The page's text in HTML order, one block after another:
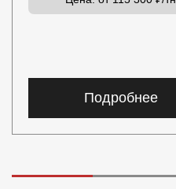
Подробнее